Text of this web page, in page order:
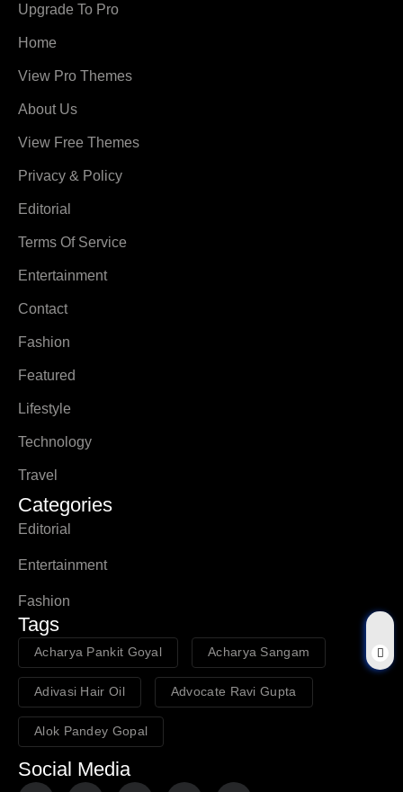
Upgrade To Pro
Home
View Pro Themes
About Us
View Free Themes
Privacy & Policy
Editorial
Terms Of Service
Entertainment
Contact
Fashion
Featured
Lifestyle
Technology
Travel
Categories
Editorial
Entertainment
Fashion
Tags
Acharya Pankit Goyal Acharya Sangam
Adivasi Hair Oil Advocate Ravi Gupta
Alok Pandey Gopal
Social Media